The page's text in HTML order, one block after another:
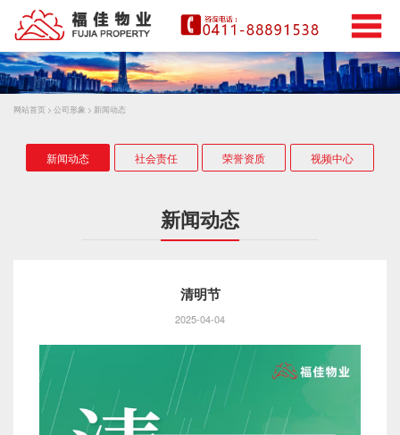
网站首页 > 公司形象 > 新闻动态
新闻动态 社会责任 荣誉资质 视频中心
新闻动态
清明节
2025-04-04